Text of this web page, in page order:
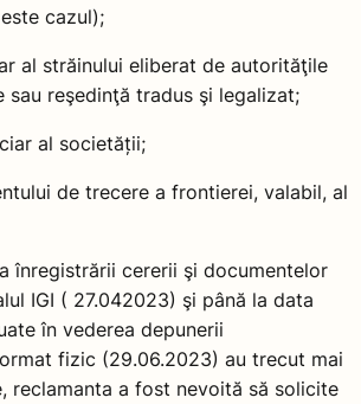
cazul);
al străinului eliberat de autorităţile
sau reşedinţă tradus şi legalizat;
al societății;
de trecere a frontierei, valabil, al
înregistrării cererii şi documentelor
IGI ( 27.042023) şi până la data
în vederea depunerii
fizic (29.06.2023) au trecut mai
reclamanta a fost nevoită să solicite